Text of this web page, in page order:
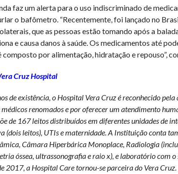
faz um alerta para o uso indiscriminado de
o bafômetro. “Recentemente, foi lançado no
que as pessoas estão tomando após a
e causa danos à saúde. Os medicamentos até
composto por alimentação, hidratação e repouso”,
Cruz Hospital
de existência, o Hospital Vera Cruz é reconhecido
médicos renomados e por oferecer um atendimento
de 167 leitos distribuídos em diferentes unidades de
(dois leitos), UTIs e maternidade. A Instituição conta
Câmara Hiperbárica Monoplace, Radiologia
óssea, ultrassonografia e raio x), e laboratório com
2017, a Hospital Care tornou-se parceira do Vera